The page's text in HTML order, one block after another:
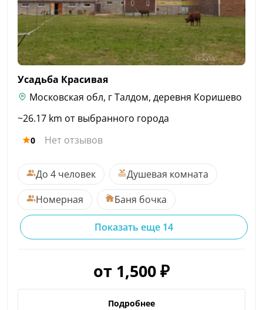
Усадьба Красивая
Московская обл, г Талдом, деревня Коришево
~26.17 km от выбранного города
0 Нет отзывов
До 4 человек
Душевая комната
Номерная
Баня бочка
Показать еще 14
от 1,500 ₽
Подробнее